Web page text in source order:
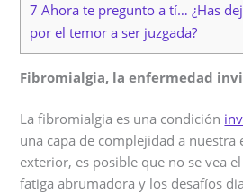
7 Ahora te pregunto a tí… ¿Has
por el temor a ser juzgada?
Fibromialgia, la enfermedad
La fibromialgia es una condición
una capa de complejidad a nuestra
exterior, es posible que no se vea
fatiga abrumadora y los desafíos